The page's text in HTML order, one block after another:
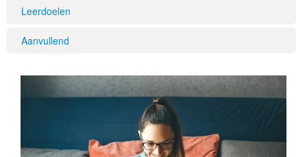
Leerdoelen
Aanvullend